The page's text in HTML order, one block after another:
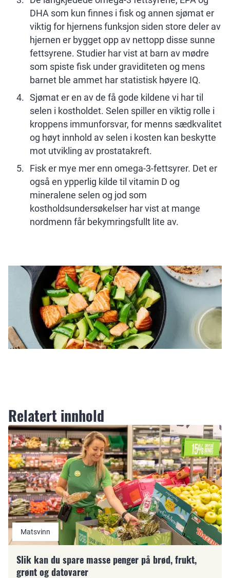
DHA som kun finnes i fisk og annen sjømat er
viktig for hjernens funksjon siden store deler av
hjernen er bygget opp av nettopp disse sunne
fettsyrene. Studier har vist at barn av mødre
som spiste fisk under graviditeten og mens
barnet ble ammet har statistisk høyere IQ.
Sjømat er en av de få gode kildene vi har til
selen i kostholdet. Selen spiller en viktig rolle i
kroppens immunforsvar, for menns sædkvalitet
og høyt innhold av selen i kosten kan beskytte
mot utvikling av prostatakreft.
Fisk er mye mer enn omega-3-fettsyrer. Det er
også en ypperlig kilde til vitamin D og
mineralene selen og jod som
kostholdsundersøkelser har vist at mange
nordmenn får bekymringsfullt lite av.
Relatert innhold
Matsvinn
Slik kan du spare masse penger på brød, frukt,
grønt og datovarer